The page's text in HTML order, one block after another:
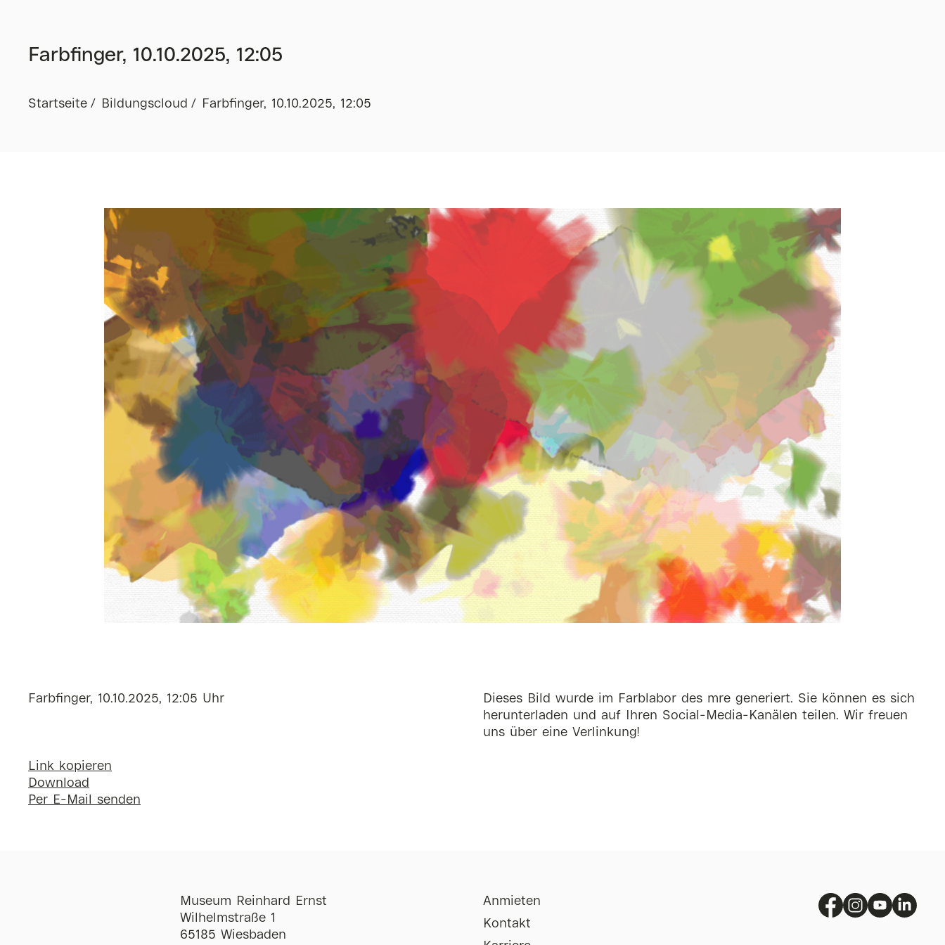
Farbfinger, 10.10.2025, 12:05
Startseite Bildungscloud Farbfinger, 10.10.2025, 12:05
Farbfinger, 10.10.2025, 12:05 Uhr
Link kopieren
Download
Per E-Mail senden
Dieses Bild wurde im Farblabor des mre generiert. Sie können es sich
herunterladen und auf Ihren Social-Media-Kanälen teilen. Wir freuen
uns über eine Verlinkung!
Museum Reinhard Ernst
Wilhelmstraße 1
65185 Wiesbaden
Anmieten
Kontakt